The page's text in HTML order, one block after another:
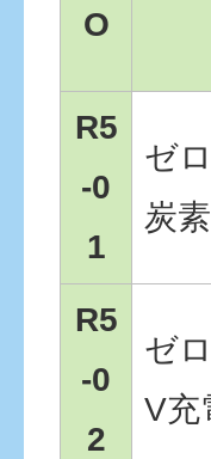
O
R5
-0
1
ゼ
炭
R5
-0
2
ゼ
V充